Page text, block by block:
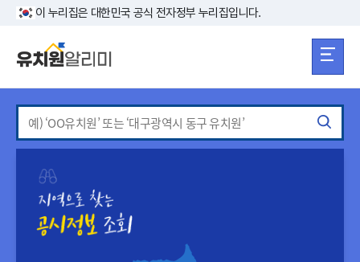
본문 바로가기
이 누리집은 대한민국 공식 전자정부 누리집입니다.